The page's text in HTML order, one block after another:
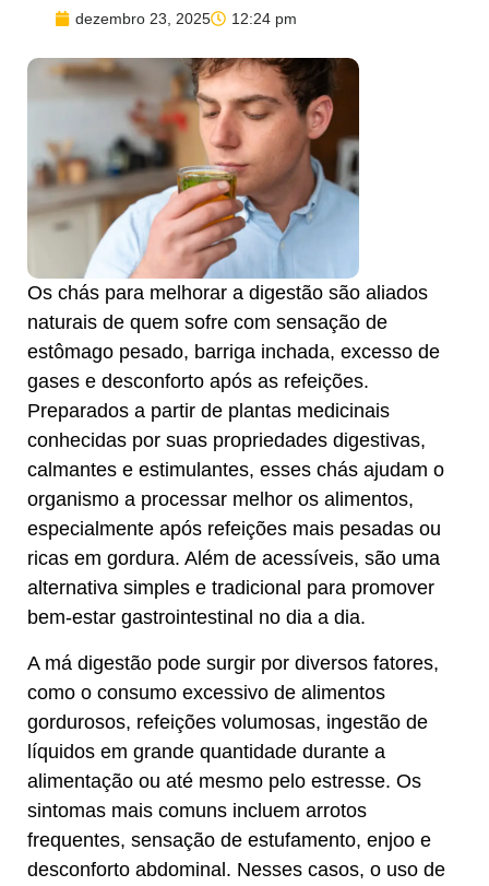
dezembro 23, 2025 12:24 pm
Os chás para melhorar a digestão são aliados
naturais de quem sofre com sensação de
estômago pesado, barriga inchada, excesso de
gases e desconforto após as refeições.
Preparados a partir de plantas medicinais
conhecidas por suas propriedades digestivas,
calmantes e estimulantes, esses chás ajudam o
organismo a processar melhor os alimentos,
especialmente após refeições mais pesadas ou
ricas em gordura. Além de acessíveis, são uma
alternativa simples e tradicional para promover
bem-estar gastrointestinal no dia a dia.
A má digestão pode surgir por diversos fatores,
como o consumo excessivo de alimentos
gordurosos, refeições volumosas, ingestão de
líquidos em grande quantidade durante a
alimentação ou até mesmo pelo estresse. Os
sintomas mais comuns incluem arrotos
frequentes, sensação de estufamento, enjoo e
desconforto abdominal. Nesses casos, o uso de